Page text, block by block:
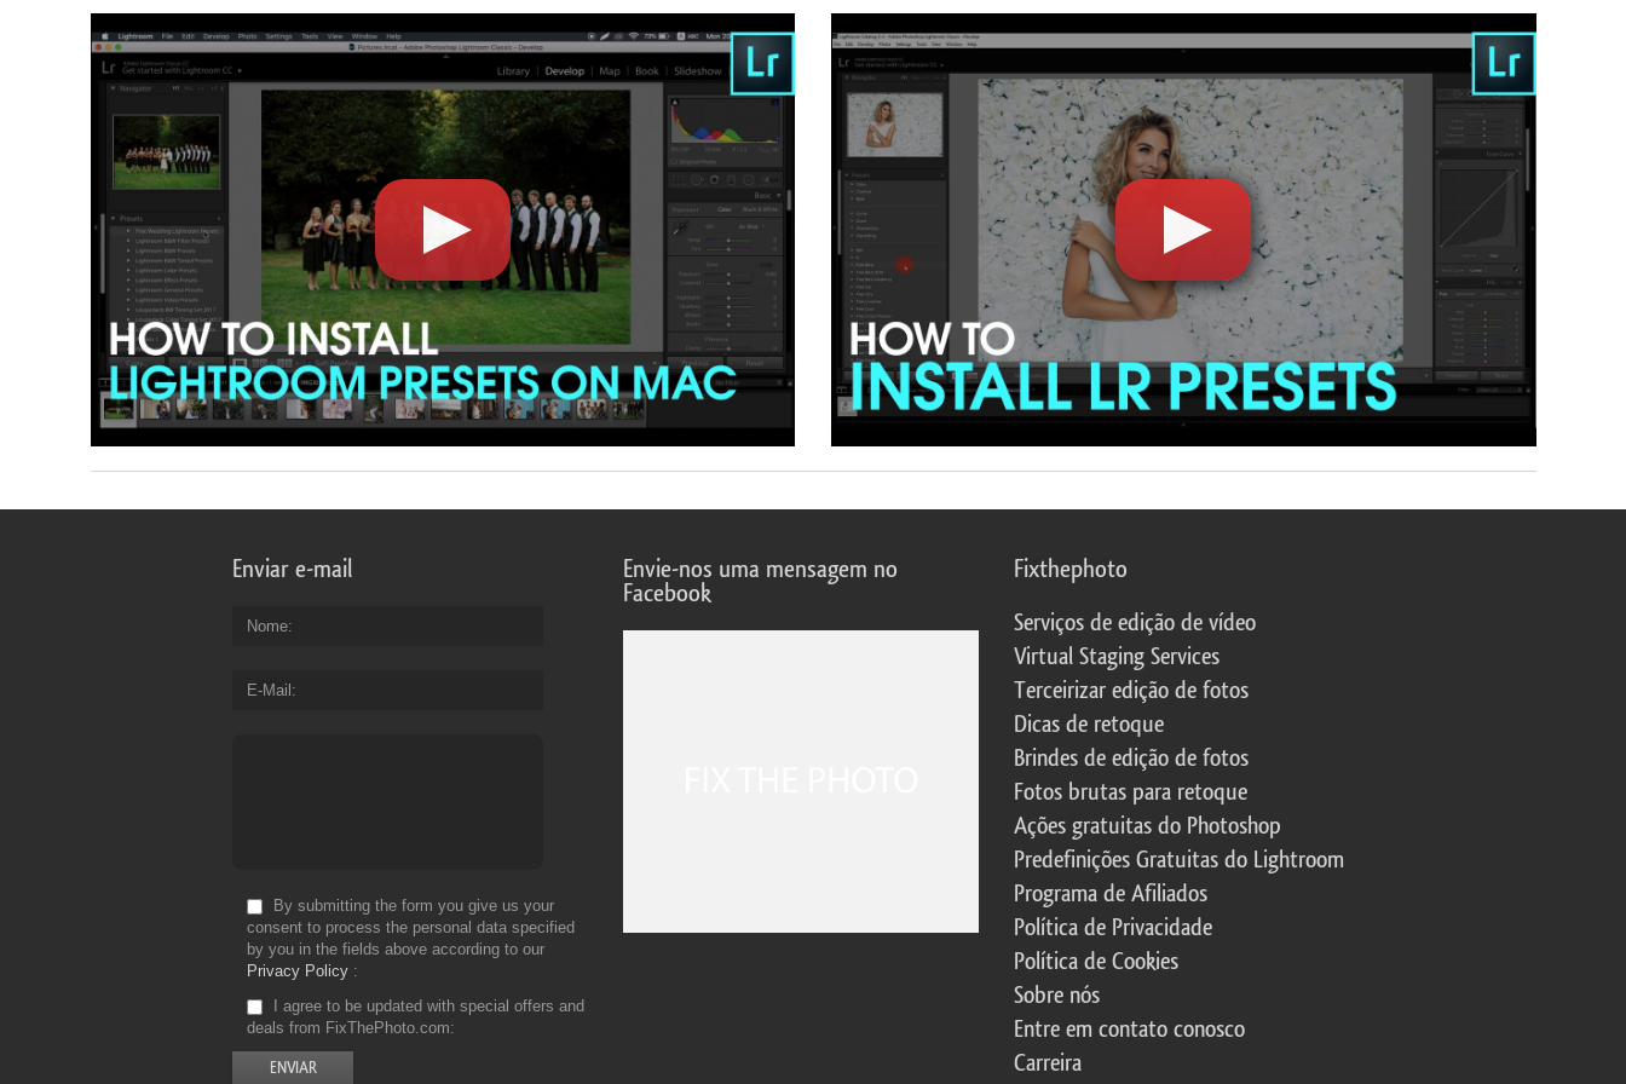
Enviar e-mail
Nome
E-Mail
By submitting the form you give us your
consent to process the personal data specified
by you in the fields above according to our
Privacy Policy
I agree to be updated with special offers and
deals from FixThePhoto.com
Envie-nos uma mensagem no
Facebook
Fixthephoto
Serviços de edição de vídeo
Virtual Staging Services
Terceirizar edição de fotos
Dicas de retoque
Brindes de edição de fotos
Fotos brutas para retoque
Ações gratuitas do Photoshop
Predefinições Gratuitas do Lightroom
Programa de Afiliados
Política de Privacidade
Política de Cookies
Sobre nós
Entre em contato conosco
Carreira